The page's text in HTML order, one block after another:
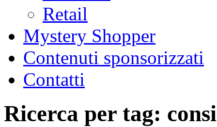
Retail
Mystery Shopper
Contenuti sponsorizzati
Contatti
Ricerca per tag: